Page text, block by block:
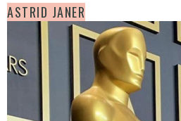
ASTRID JANER